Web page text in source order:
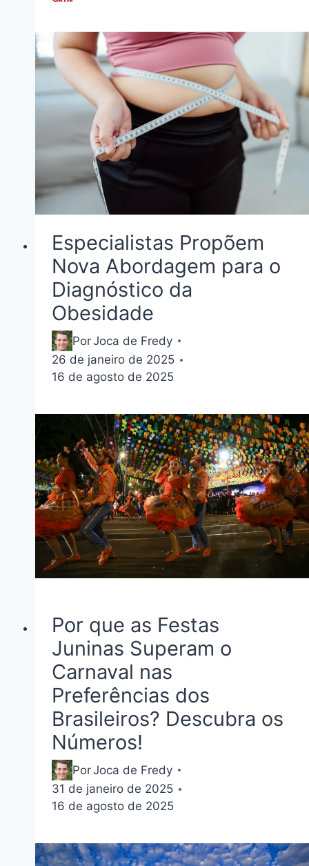
Especialistas Propõem
Nova Abordagem para o
Diagnóstico da
Obesidade
PorJoca de Fredy
26 de janeiro de 2025
16 de agosto de 2025
Por que as Festas
Juninas Superam o
Carnaval nas
Preferências dos
Brasileiros? Descubra os
Números!
PorJoca de Fredy
31 de janeiro de 2025
16 de agosto de 2025